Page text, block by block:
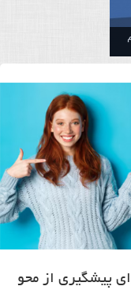
پیشگیری از محو